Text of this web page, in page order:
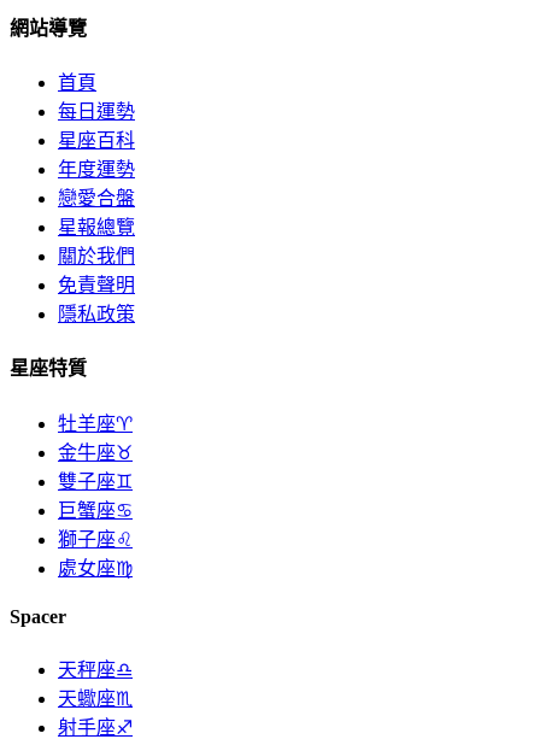
網站導覽
首頁
每日運勢
星座百科
年度運勢
戀愛合盤
星報總覽
關於我們
免責聲明
隱私政策
星座特質
牡羊座♈
金牛座♉
雙子座♊
巨蟹座♋
獅子座♌
處女座♍
Spacer
天秤座♎
天蠍座♏
射手座♐